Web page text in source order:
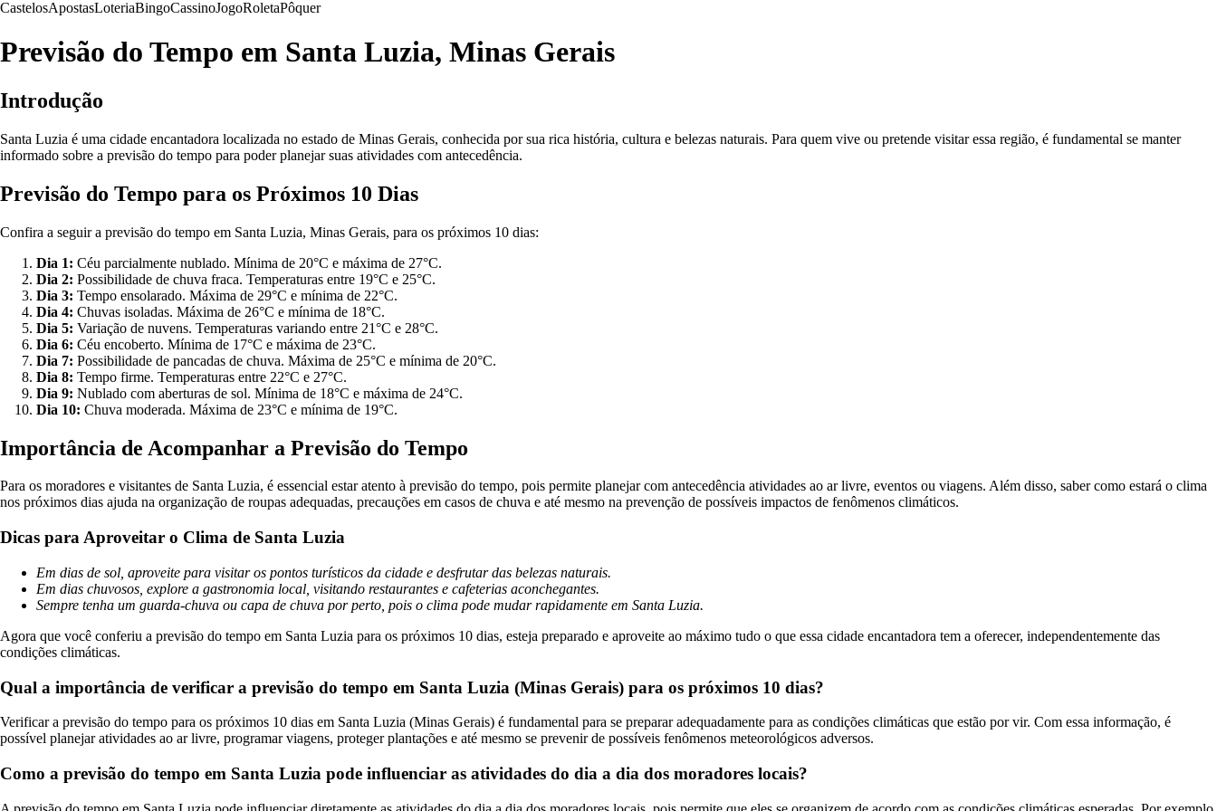
CastelosApostasLoteriaBingoCassinoJogoRoletaPôquer
Previsão do Tempo em Santa Luzia, Minas Gerais
Introdução
Santa Luzia é uma cidade encantadora localizada no estado de Minas Gerais, conhecida por sua rica história, cultura e belezas naturais. Para quem vive ou pretende visitar essa região, é fundamental se manter
informado sobre a previsão do tempo para poder planejar suas atividades com antecedência.
Previsão do Tempo para os Próximos 10 Dias
Confira a seguir a previsão do tempo em Santa Luzia, Minas Gerais, para os próximos 10 dias:
Dia 1: Céu parcialmente nublado. Mínima de 20°C e máxima de 27°C.
Dia 2: Possibilidade de chuva fraca. Temperaturas entre 19°C e 25°C.
Dia 3: Tempo ensolarado. Máxima de 29°C e mínima de 22°C.
Dia 4: Chuvas isoladas. Máxima de 26°C e mínima de 18°C.
Dia 5: Variação de nuvens. Temperaturas variando entre 21°C e 28°C.
Dia 6: Céu encoberto. Mínima de 17°C e máxima de 23°C.
Dia 7: Possibilidade de pancadas de chuva. Máxima de 25°C e mínima de 20°C.
Dia 8: Tempo firme. Temperaturas entre 22°C e 27°C.
Dia 9: Nublado com aberturas de sol. Mínima de 18°C e máxima de 24°C.
Dia 10: Chuva moderada. Máxima de 23°C e mínima de 19°C.
Importância de Acompanhar a Previsão do Tempo
Para os moradores e visitantes de Santa Luzia, é essencial estar atento à previsão do tempo, pois permite planejar com antecedência atividades ao ar livre, eventos ou viagens. Além disso, saber como estará o clima
nos próximos dias ajuda na organização de roupas adequadas, precauções em casos de chuva e até mesmo na prevenção de possíveis impactos de fenômenos climáticos.
Dicas para Aproveitar o Clima de Santa Luzia
Em dias de sol, aproveite para visitar os pontos turísticos da cidade e desfrutar das belezas naturais.
Em dias chuvosos, explore a gastronomia local, visitando restaurantes e cafeterias aconchegantes.
Sempre tenha um guarda-chuva ou capa de chuva por perto, pois o clima pode mudar rapidamente em Santa Luzia.
Agora que você conferiu a previsão do tempo em Santa Luzia para os próximos 10 dias, esteja preparado e aproveite ao máximo tudo o que essa cidade encantadora tem a oferecer, independentemente das
condições climáticas.
Qual a importância de verificar a previsão do tempo em Santa Luzia (Minas Gerais) para os próximos 10 dias?
Verificar a previsão do tempo para os próximos 10 dias em Santa Luzia (Minas Gerais) é fundamental para se preparar adequadamente para as condições climáticas que estão por vir. Com essa informação, é
possível planejar atividades ao ar livre, programar viagens, proteger plantações e até mesmo se prevenir de possíveis fenômenos meteorológicos adversos.
Como a previsão do tempo em Santa Luzia pode influenciar as atividades do dia a dia dos moradores locais?